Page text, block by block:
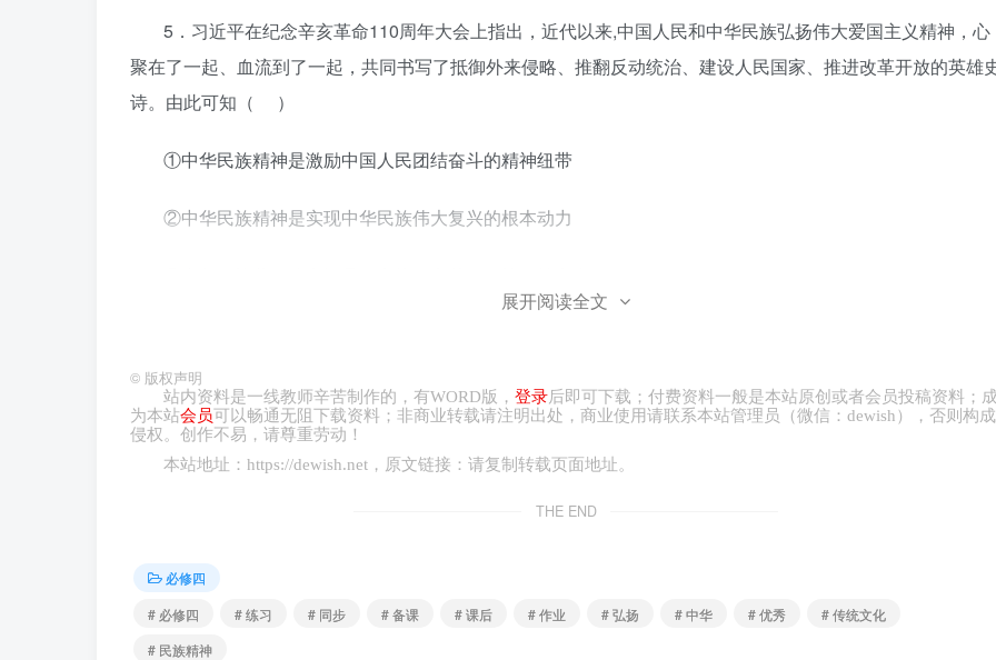
5．习近平在纪念辛亥革命110周年大会上指出，近代以来,中国人民和中华民族弘扬伟大爱国主义精神，心
聚在了一起、血流到了一起，共同书写了抵御外来侵略、推翻反动统治、建设人民国家、推进改革开放的英雄
诗。由此可知（ ）
①中华民族精神是激励中国人民团结奋斗的精神纽带
②中华民族精神是实现中华民族伟大复兴的根本动力
A．①③ B．①④ C．②③ D．②④
6．《大秦赋》还原了先秦时代的独特文化氛围，让观众从跌宕起伏的情节中观览封战国时期的格局和气
同时代的历史特征、风土人情和价值取向。这些传统文化的当代价值在于（ ）
①激发民族自信心和自豪感，坚定文化自信
展开阅读全文
© 版权声明
站内资料是一线教师辛苦制作的，有WORD版， 登录后即可下载；付费资料一般是本站原创或者会员投稿资料；
为本站会员可以畅通无阻下载资料；非商业转载请注明出处，商业使用请联系本站管理员（微信： dewish ），否则构成
侵权。创作不易，请尊重劳动！
本站地址： https://dewish.net ，原文链接：请复制转载页面地址。
THE END
必修四
# 必修四
# 练习 # 同步 # 备课 # 课后 # 作业 # 弘扬 # 中华 # 优秀
# 传统文化
# 民族精神